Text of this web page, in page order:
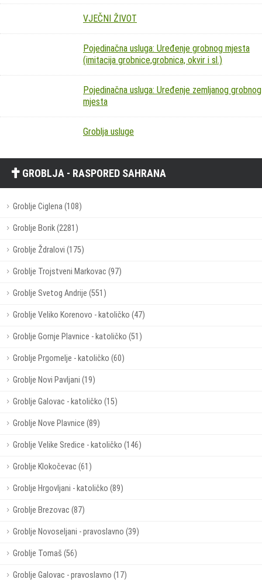
VJEČNI ŽIVOT
Pojedinačna usluga: Uređenje grobnog mjesta
(imitacija grobnice,grobnica, okvir i sl.)
Pojedinačna usluga: Uređenje zemljanog grobnog
mjesta
Groblja usluge
GROBLJA - RASPORED SAHRANA
Groblje Ciglena (108)
Groblje Borik (2281)
Groblje Ždralovi (175)
Groblje Trojstveni Markovac (97)
Groblje Svetog Andrije (551)
Groblje Veliko Korenovo - katoličko (47)
Groblje Gornje Plavnice - katoličko (51)
Groblje Prgomelje - katoličko (60)
Groblje Novi Pavljani (19)
Groblje Galovac - katoličko (15)
Groblje Nove Plavnice (89)
Groblje Velike Sredice - katoličko (146)
Groblje Klokočevac (61)
Groblje Hrgovljani - katoličko (89)
Groblje Brezovac (87)
Groblje Novoseljani - pravoslavno (39)
Groblje Tomaš (56)
Groblje Galovac - pravoslavno (17)